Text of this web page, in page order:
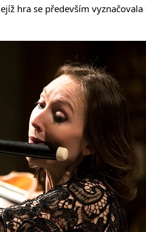
hra se především